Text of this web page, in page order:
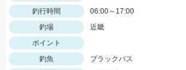
釣行時間
06:00～17:00
釣場
近畿
ポイント
釣魚
ブラックバス